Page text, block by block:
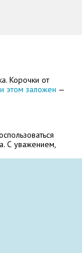
Корочки от
этом заложен —
С уважением,